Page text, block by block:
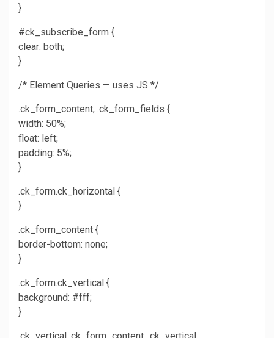
}
#ck_subscribe_form {
clear: both;
}
/* Element Queries — uses JS */
.ck_form_content, .ck_form_fields {
width: 50%;
float: left;
padding: 5%;
}
.ck_form.ck_horizontal {
}
.ck_form_content {
border-bottom: none;
}
.ck_form.ck_vertical {
background: #fff;
}